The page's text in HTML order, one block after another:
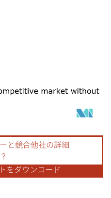
CC BY 4.0の表示が必要です。